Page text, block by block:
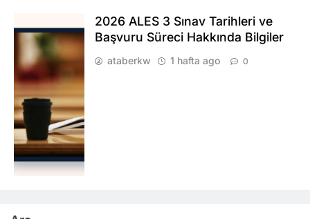
2026 ALES 3 Sınav Tarihleri ve
Başvuru Süreci Hakkında Bilgiler
ataberkw 1 hafta ago 0